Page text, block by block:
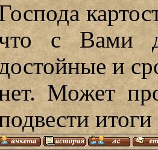
с Вами
и
Может